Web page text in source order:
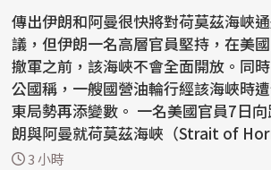
傳出伊朗和阿曼很快將對荷莫茲海峽
議，但伊朗一名高層官員堅持，在美
撤軍之前，該海峽不會全面開放。同
公國稱，一艘國營油輪行經該海峽時
東局勢再添變數。 一名美國官員7日向路透社透露，伊
朗與阿曼就荷莫茲海峽（Strait of
正取得...
3 小時